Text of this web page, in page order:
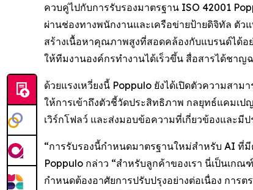
ควบคู่ไปกับการรับรองมาตรฐาน ISO 42001
ผ่านช่องทางพนักงานและเครือข่ายป้ายดิจิทัล ตัว
สร้างเนื้อหาคุณภาพสูงที่สอดคล้องกับแบรนด์ได้อ
ให้ทีมงานองค์กรทำงานได้เร็วขึ้น สื่อสารได้ชา
ด้วยแรงเหวี่ยงนี้ Poppulo ยังได้เปิดตัวความส
ให้การเข้าถึงตัวชี้วัดประสิทธิภาพ กลยุทธ์แคมเ
เวิร์กโฟลว์ และส่งมอบข้อความที่เกี่ยวข้องและมี
“การรับรองนี้กำหนดมาตรฐานใหม่สำหรับ AI ที่
Poppulo กล่าว “สำหรับลูกค้าของเรา นี่เป็นเก
กำหนดต้องอาศัยการปรับปรุงอย่างต่อเนื่อง การ